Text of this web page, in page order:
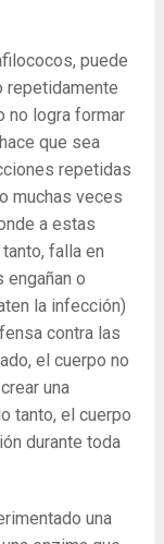
puede
repetidamente
no logra formar
que sea
repetidas
muchas veces
a estas
falla en
o
la infección)
contra las
el cuerpo no
una
tanto, el cuerpo
durante toda
una